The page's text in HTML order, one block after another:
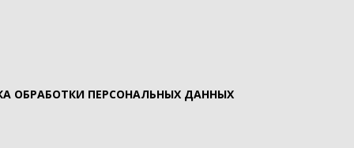
ОБРАБОТКИ ПЕРСОНАЛЬНЫХ ДАННЫХ